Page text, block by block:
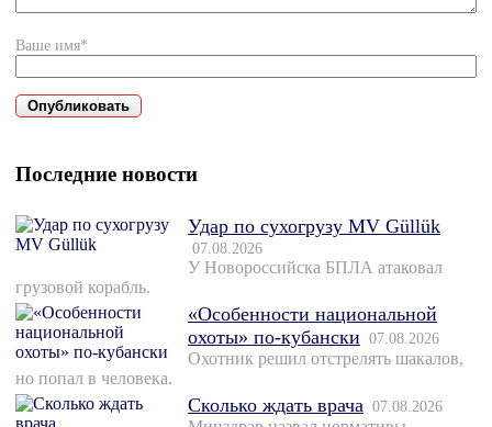
Ваше имя*
Последние новости
Удар по сухогрузу MV Güllük
07.08.2026
У Новороссийска БПЛА атаковал
грузовой корабль.
«Особенности национальной
охоты» по-кубански 07.08.2026
Охотник решил отстрелять шакалов,
но попал в человека.
Сколько ждать врача 07.08.2026